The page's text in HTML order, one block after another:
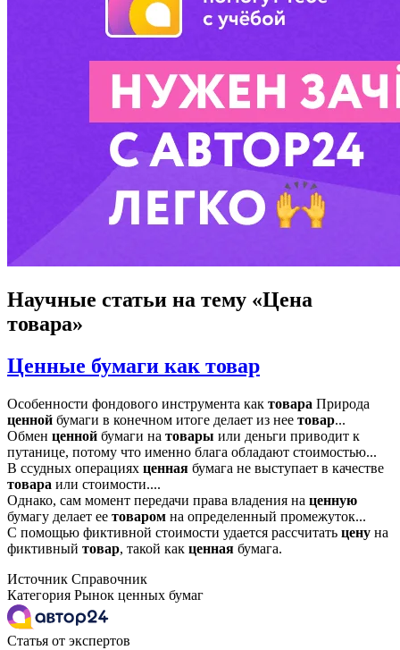
Научные статьи на тему «Цена
товара»
Ценные бумаги как товар
Особенности фондового инструмента как товара Природа
ценной бумаги в конечном итоге делает из нее товар...
Обмен ценной бумаги на товары или деньги приводит к
путанице, потому что именно блага обладают стоимостью...
В ссудных операциях ценная бумага не выступает в качестве
товара или стоимости....
Однако, сам момент передачи права владения на ценную
бумагу делает ее товаром на определенный промежуток...
С помощью фиктивной стоимости удается рассчитать цену на
фиктивный товар, такой как ценная бумага.
Источник Справочник
Категория Рынок ценных бумаг
Статья от экспертов